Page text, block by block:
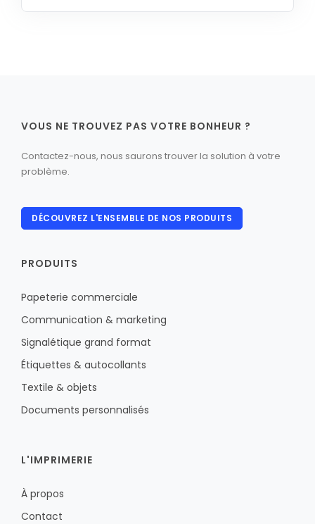
VOUS NE TROUVEZ PAS VOTRE BONHEUR ?
Contactez-nous, nous saurons trouver la solution à votre
problème.
DÉCOUVREZ L'ENSEMBLE DE NOS PRODUITS
PRODUITS
Papeterie commerciale
Communication & marketing
Signalétique grand format
Étiquettes & autocollants
Textile & objets
Documents personnalisés
L'IMPRIMERIE
À propos
Contact